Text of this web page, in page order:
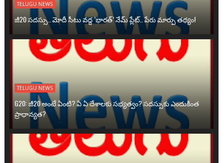
TELUGU NEWS
జీ20 సదస్సు.. మోదీ సీటు వద్ద ‘భారత్’ నేమ్ ప్లేట్‌.. పేరు మార్పు తథ్యం!
TELUGU NEWS
G20: జీ20 అంటే ఏంటి? ఏ ఏ దేశాలకు సభ్యత్వం? సదస్సుకు ఎందుకింత
ప్రాధాన్యత?